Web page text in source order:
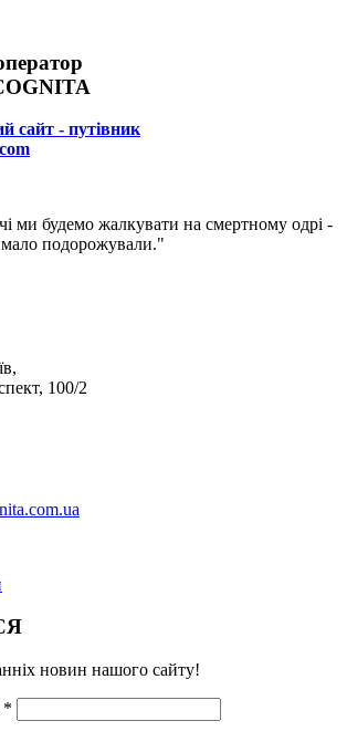
сайт - путівник
ми будемо жалкувати на смертному одрі -
подорожували."
100/2
новин нашого сайту!
*